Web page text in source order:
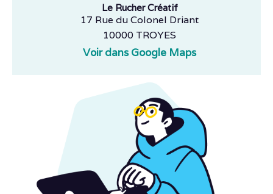
Le Rucher Créatif
17 Rue du Colonel Driant
10000 TROYES
Voir dans Google Maps